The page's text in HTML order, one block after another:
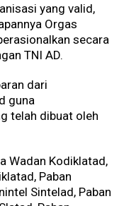
yang valid,
Orgas
secara
TNI AD.
dari
guna
telah dibuat oleh
Wadan Kodiklatad,
Paban
Sintelad, Paban